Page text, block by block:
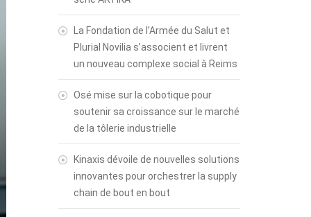
La Fondation de l’Armée du Salut et
Plurial Novilia s’associent et livrent
un nouveau complexe social à Reims
Osé mise sur la cobotique pour
soutenir sa croissance sur le marché
de la tôlerie industrielle
Kinaxis dévoile de nouvelles solutions
innovantes pour orchestrer la supply
chain de bout en bout